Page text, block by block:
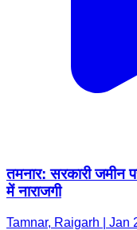
तमनार: सरकारी जमीन
में नाराजगी
Tamnar, Raigarh | Jan